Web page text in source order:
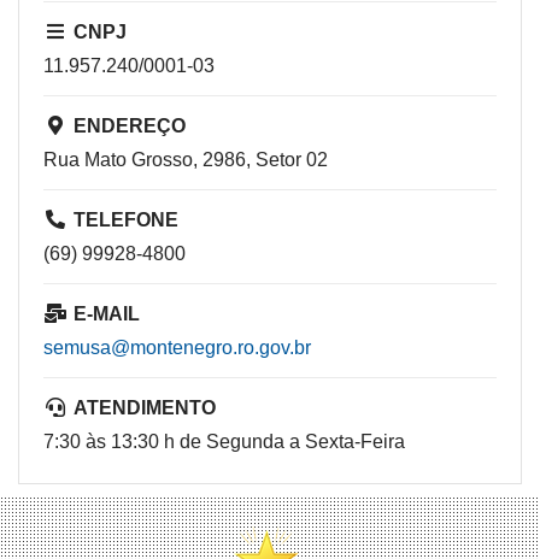
CNPJ
11.957.240/0001-03
ENDEREÇO
Rua Mato Grosso, 2986, Setor 02
TELEFONE
(69) 99928-4800
E-MAIL
semusa@montenegro.ro.gov.br
ATENDIMENTO
7:30 às 13:30 h de Segunda a Sexta-Feira